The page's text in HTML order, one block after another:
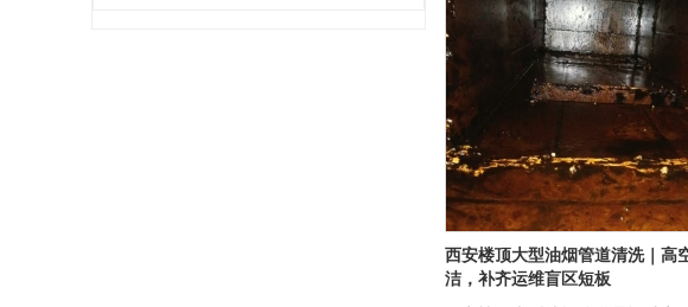
场、酒店、小吃城、餐饮商户、
食品厂、医院、工厂、美食城等。
西安楼顶大型油烟管道清洗｜高
洁，补齐运维盲区短板